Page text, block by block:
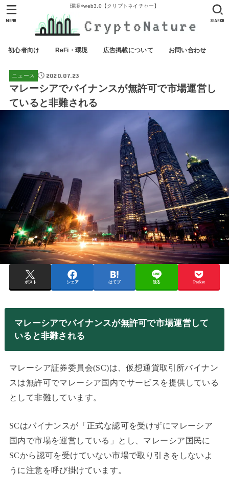
環境×web3.0【クリプトネイチャー】
初心者向け ReFi・環境 広告掲載について お問い合わせ
SEARCH
MENU
ニュース 2020.07.23
マレーシアでバイナンスが無許可で市場運営し
ていると非難される
ポスト シェア はてブ 送る Pocket
マレーシアでバイナンスが無許可で市場運営して
いると非難される
マレーシア証券委員会(SC)は、仮想通貨取引所バイナン
スは無許可でマレーシア国内でサービスを提供している
として非難しています。
SCはバイナンスが「正式な認可を受けずにマレーシア
国内で市場を運営している」とし、マレーシア国民に
SCから認可を受けていない市場で取り引きをしないよ
うに注意を呼び掛けています。